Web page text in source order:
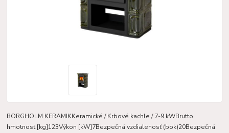
BORGHOLM KERAMIKKeramické / Krbové kachle / 7-9 kWBrutto
hmotnosť [kg]123Výkon [kW]7Bezpečná vzdialenosť (bok)20Bezpečná